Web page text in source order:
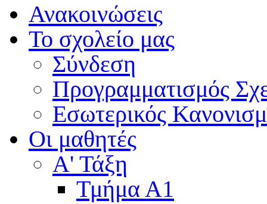
Ανακοινώσεις
Το σχολείο μας
Σύνδεση
Προγραμματισμός
Εσωτερικός
Οι μαθητές
Α' Τάξη
Τμήμα Α1